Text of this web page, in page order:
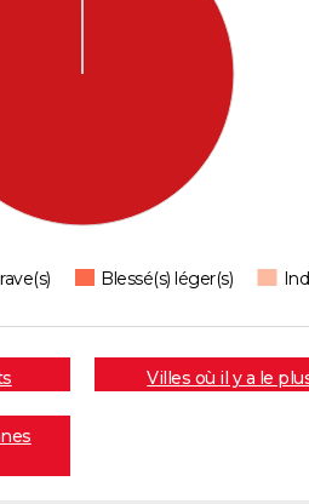
Blessé(s) léger(s)
Villes où il y a le